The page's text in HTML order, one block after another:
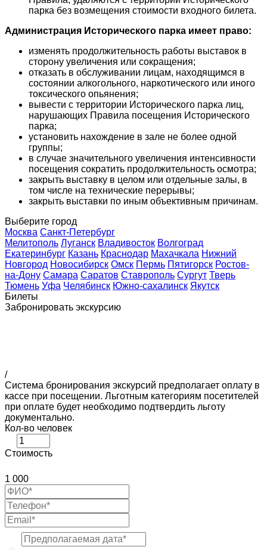
парка без возмещения стоимости входного билета.
Администрация Исторического парка имеет право:
изменять продолжительность работы выставок в
сторону увеличения или сокращения;
отказать в обслуживании лицам, находящимся в
состоянии алкогольного, наркотического или иного
токсического опьянения;
вывести с территории Исторического парка лиц,
нарушающих Правила посещения Исторического
парка;
установить нахождение в зале не более одной
группы;
в случае значительного увеличения интенсивности
посещения сократить продолжительность осмотра;
закрыть выставку в целом или отдельные залы, в
том числе на технические перерывы;
закрыть выставки по иным объективным причинам.
Выберите город
Москва Санкт-Петербург
Мелитополь Луганск Владивосток Волгоград
Екатеринбург Казань Краснодар Махачкала Нижний
Новгород Новосибирск Омск Пермь Пятигорск Ростов-
на-Дону Самара Саратов Ставрополь Сургут Тверь
Тюмень Уфа Челябинск Южно-сахалинск Якутск
Билеты
Забронировать экскурсию
/
Система бронирования экскурсий предполагает оплату в
кассе при посещении. Льготным категориям посетителей
при оплате будет необходимо подтвердить льготу
документально.
Кол-во человек
Стоимость
1 000